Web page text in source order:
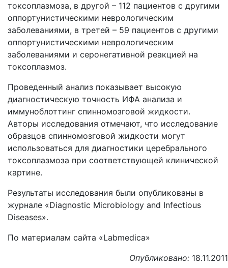
токсоплазмоза, в другой – 112 пациентов с другими
оппортунистическими неврологическим
заболеваниями, в третей – 59 пациентов с другими
оппортунистическими неврологическим
заболеваниями и серонегативной реакцией на
токсоплазмоз.
Проведенный анализ показывает высокую
диагностическую точность ИФА анализа и
иммуноблоттинг спинномозговой жидкости.
Авторы исследования отмечают, что исследование
образцов спинномозговой жидкости могут
использоваться для диагностики церебрального
токсоплазмоза при соответствующей клинической
картине.
Результаты исследования были опубликованы в
журнале «Diagnostic Microbiology and Infectious
Diseases».
По материалам сайта «Labmedica»
Опубликовано: 18.11.2011